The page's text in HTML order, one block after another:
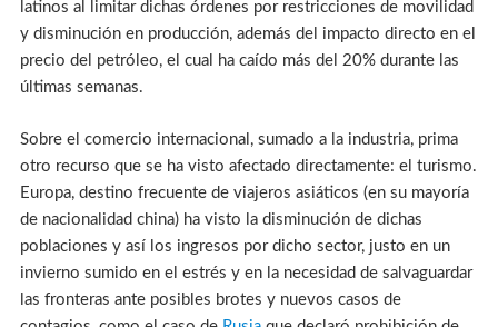
latinos al limitar dichas órdenes por restricciones de movilidad
y disminución en producción, además del impacto directo en el
precio del petróleo, el cual ha caído más del 20% durante las
últimas semanas.
Sobre el comercio internacional, sumado a la industria, prima
otro recurso que se ha visto afectado directamente: el turismo.
Europa, destino frecuente de viajeros asiáticos (en su mayoría
de nacionalidad china) ha visto la disminución de dichas
poblaciones y así los ingresos por dicho sector, justo en un
invierno sumido en el estrés y en la necesidad de salvaguardar
las fronteras ante posibles brotes y nuevos casos de